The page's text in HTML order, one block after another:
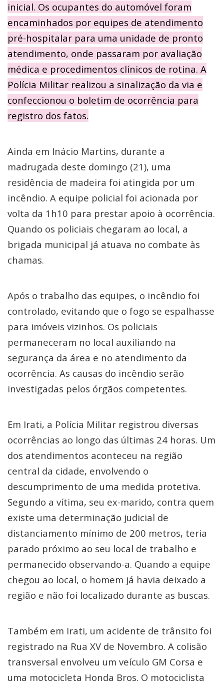
inicial. Os ocupantes do automóvel foram
encaminhados por equipes de atendimento
pré-hospitalar para uma unidade de pronto
atendimento, onde passaram por avaliação
médica e procedimentos clínicos de rotina. A
Polícia Militar realizou a sinalização da via e
confeccionou o boletim de ocorrência para
registro dos fatos.
Ainda em Inácio Martins, durante a
madrugada deste domingo (21), uma
residência de madeira foi atingida por um
incêndio. A equipe policial foi acionada por
volta da 1h10 para prestar apoio à ocorrência.
Quando os policiais chegaram ao local, a
brigada municipal já atuava no combate às
chamas.
Após o trabalho das equipes, o incêndio foi
controlado, evitando que o fogo se espalhasse
para imóveis vizinhos. Os policiais
permaneceram no local auxiliando na
segurança da área e no atendimento da
ocorrência. As causas do incêndio serão
investigadas pelos órgãos competentes.
Em Irati, a Polícia Militar registrou diversas
ocorrências ao longo das últimas 24 horas. Um
dos atendimentos aconteceu na região
central da cidade, envolvendo o
descumprimento de uma medida protetiva.
Segundo a vítima, seu ex-marido, contra quem
existe uma determinação judicial de
distanciamento mínimo de 200 metros, teria
parado próximo ao seu local de trabalho e
permanecido observando-a. Quando a equipe
chegou ao local, o homem já havia deixado a
região e não foi localizado durante as buscas.
Também em Irati, um acidente de trânsito foi
registrado na Rua XV de Novembro. A colisão
transversal envolveu um veículo GM Corsa e
uma motocicleta Honda Bros. O motociclista